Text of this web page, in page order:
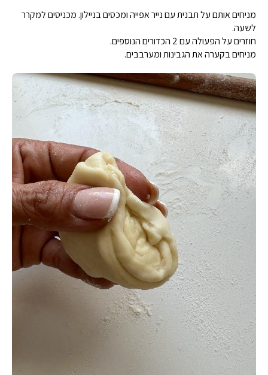
מניחים אותם על תבנית עם נייר אפייה ומכסים בניילון. מכניסים למקרר
לשעה.
חוזרים על הפעולה עם 2 הכדורים הנוספים.
מניחים בקערה את הגבינות ומערבבים.